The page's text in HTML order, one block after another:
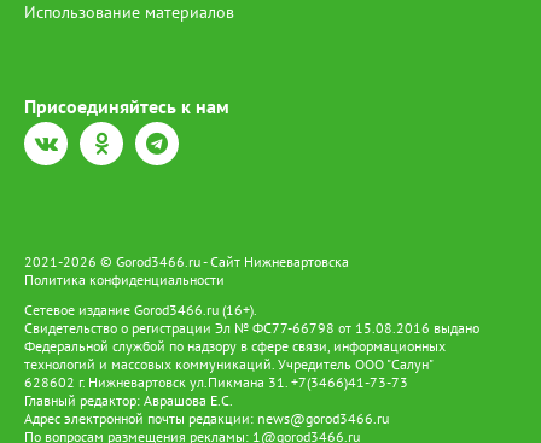
Использование материалов
Присоединяйтесь к нам
2021-2026 © Gorod3466.ru - Сайт Нижневартовска
Политика конфиденциальности
Сетевое издание Gorod3466.ru (16+).
Свидетельство о регистрации Эл № ФС77-66798 от 15.08.2016 выдано
Федеральной службой по надзору в сфере связи, информационных
технологий и массовых коммуникаций. Учредитель ООО "Салун"
628602 г. Нижневартовск ул.Пикмана 31. +7(3466)41-73-73
Главный редактор: Аврашова Е.С.
Адрес электронной почты редакции: news@gorod3466.ru
По вопросам размещения рекламы: 1@gorod3466.ru